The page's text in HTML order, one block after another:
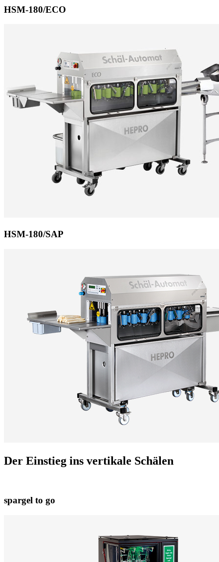
HSM-180/ECO
HSM-180/SAP
Der Einstieg ins vertikale Schälen
spargel to go